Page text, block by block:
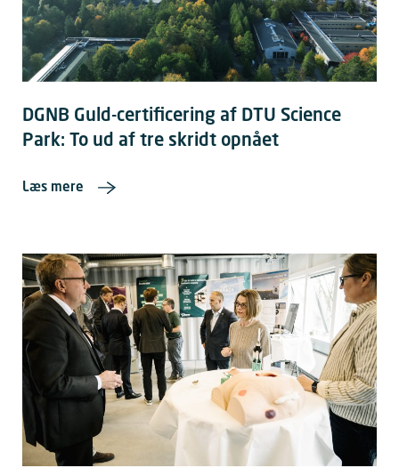
DGNB Guld-certificering af DTU Science
Park: To ud af tre skridt opnået
Læs mere